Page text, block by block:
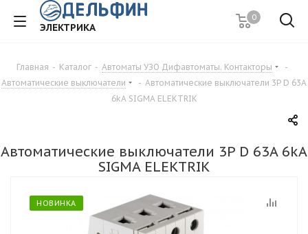
ЭЛЕКТРИКА
0
Главная - Каталог - Автоматы УЗО Дифавтоматы. Контакторы
-
Автоматические выключатели
- Автоматические выключатели 3P D 63A
6kA SIGMA ELEKTRIK
Автоматические выключатели 3P D 63A 6kA
SIGMA ELEKTRIK
НОВИНКА